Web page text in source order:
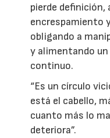
pierde definición,
encrespamiento
obligando a
y alimentando
continuo.
“Es un círculo
está el cabello,
cuanto más lo
deteriora”.